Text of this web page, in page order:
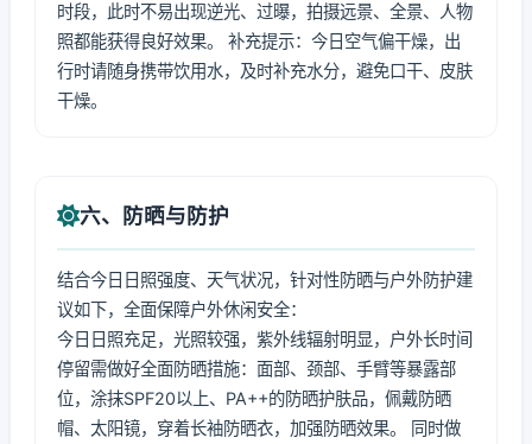
时段，此时不易出现逆光、过曝，拍摄远景、全景、人物
照都能获得良好效果。 补充提示：今日空气偏干燥，出
行时请随身携带饮用水，及时补充水分，避免口干、皮肤
干燥。
六、防晒与防护
结合今日日照强度、天气状况，针对性防晒与户外防护建
议如下，全面保障户外休闲安全：
今日日照充足，光照较强，紫外线辐射明显，户外长时间
停留需做好全面防晒措施：面部、颈部、手臂等暴露部
位，涂抹SPF20以上、PA++的防晒护肤品，佩戴防晒
帽、太阳镜，穿着长袖防晒衣，加强防晒效果。 同时做